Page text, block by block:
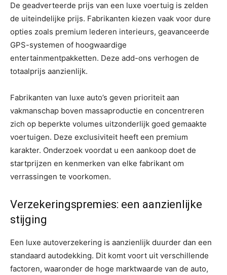
De geadverteerde prijs van een luxe voertuig is zelden
de uiteindelijke prijs. Fabrikanten kiezen vaak voor dure
opties zoals premium lederen interieurs, geavanceerde
GPS-systemen of hoogwaardige
entertainmentpakketten. Deze add-ons verhogen de
totaalprijs aanzienlijk.
Fabrikanten van luxe auto’s geven prioriteit aan
vakmanschap boven massaproductie en concentreren
zich op beperkte volumes uitzonderlijk goed gemaakte
voertuigen. Deze exclusiviteit heeft een premium
karakter. Onderzoek voordat u een aankoop doet de
startprijzen en kenmerken van elke fabrikant om
verrassingen te voorkomen.
Verzekeringspremies: een aanzienlijke
stijging
Een luxe autoverzekering is aanzienlijk duurder dan een
standaard autodekking. Dit komt voort uit verschillende
factoren, waaronder de hoge marktwaarde van de auto,